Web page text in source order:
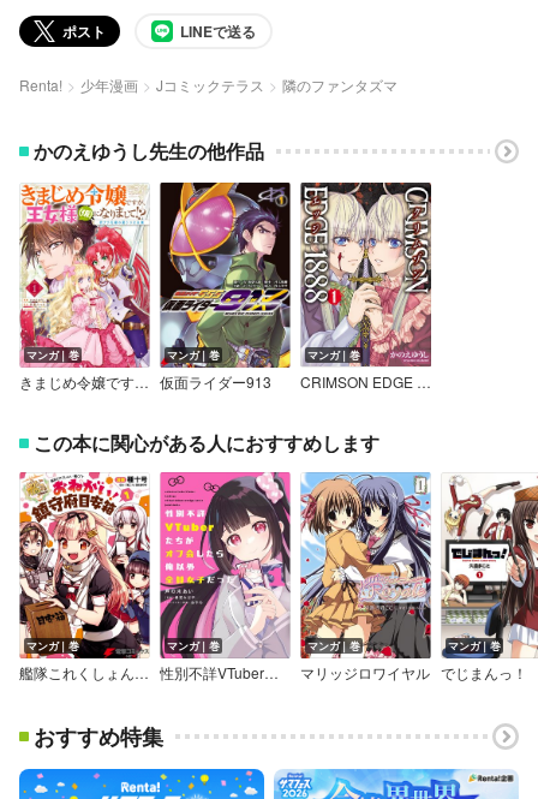
ポスト LINEで送る
Renta! 少年漫画 Jコミックテラス 隣のファンタズマ
かのえゆうし先生の他作品
マンガ｜巻
きまじめ令嬢ですが、王女様（仮）になりまして！？ 訳アリ花嫁の憂うつな災難
マンガ｜巻
仮面ライダー913
マンガ｜巻
CRIMSON EDGE 1888
この本に関心がある人におすすめします
マンガ｜巻
艦隊これくしょん －艦これ－ おねがい！鎮守府目安箱
マンガ｜巻
性別不詳VTuberたちがオフ会したら俺以外全員女子だった
マンガ｜巻
マリッジロワイヤル
マンガ｜巻
でじまんっ！
おすすめ特集